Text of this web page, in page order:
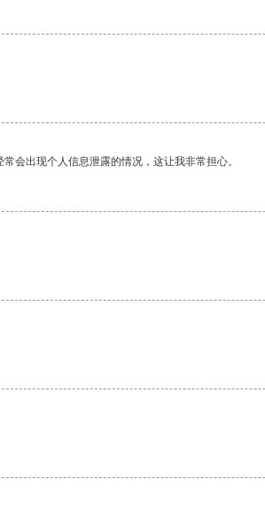
会出现个人信息泄露的情况，这让我非常担心。